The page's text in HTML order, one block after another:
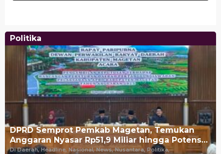
Politika
DPRD Semprot Pemkab Magetan, Temukan
Anggaran Nyasar Rp51,9 Miliar hingga Potens…
Di Daerah, Headline, Nasional, News, Nusantara, Politika,